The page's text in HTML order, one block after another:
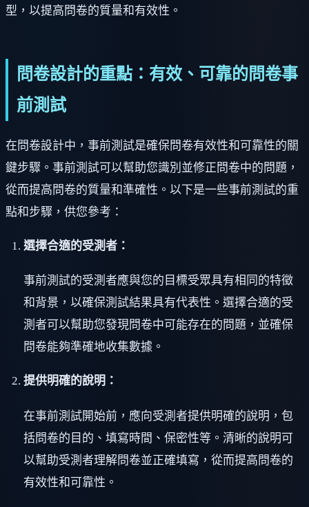
型，以提高問卷的質量和有效性。
問卷設計的重點：有效、可靠的問卷事
前測試
在問卷設計中，事前測試是確保問卷有效性和可靠性的關
鍵步驟。事前測試可以幫助您識別並修正問卷中的問題，
從而提高問卷的質量和準確性。以下是一些事前測試的重
點和步驟，供您參考：
選擇合適的受測者：
事前測試的受測者應與您的目標受眾具有相同的特徵
和背景，以確保測試結果具有代表性。選擇合適的受
測者可以幫助您發現問卷中可能存在的問題，並確保
問卷能夠準確地收集數據。
提供明確的說明：
在事前測試開始前，應向受測者提供明確的說明，包
括問卷的目的、填寫時間、保密性等。清晰的說明可
以幫助受測者理解問卷並正確填寫，從而提高問卷的
有效性和可靠性。